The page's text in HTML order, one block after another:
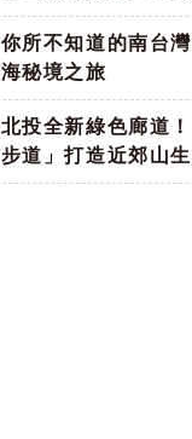
你所不知道的南台
海秘境之旅
北投全新綠色廊道
步道」打造近郊山